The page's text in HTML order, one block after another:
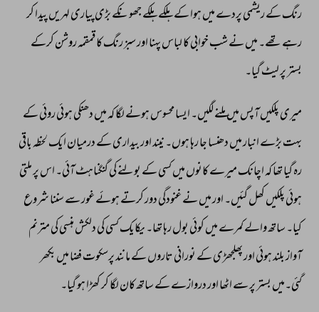
رنگ کے ریشمی پردے میں ہوا کے ہلکے ہلکے جھونکے بڑی پیاری لہریں پیدا کر
رہے تھے۔ میں نے شب خوابی کا لباس پہنا اور سبز رنگ کا قمقمہ روشن کرکے
بستر پر لیٹ گیا۔
میری پلکیں آپس میں ملنے لگیں۔ ایسا محسوس ہونے لگا کہ میں دھنکی ہوئی روئی کے
بہت بڑے انبار میں دھنسا جا رہا ہوں۔ نیند اور بیداری کے درمیان ایک لحظہ باقی
رہ گیا تھا کہ اچانک میرے کانوں میں کسی کے بولنے کی گنگناہٹ آئی۔ اس پر ملتی
ہوئی پلکیں کھل گئیں۔ اور میں نے غنودگی دور کرتے ہوئے غور سے سننا شروع
کیا۔ ساتھ والے کمرے میں کوئی بول رہا تھا۔ یکایک کسی کی دلکش ہنسی کی مترنم
آواز بلند ہوئی اور پھلجھڑی کے نورانی تاروں کے مانند پرسکوت فضا میں بکھر
گئی۔میں بستر پر سے اٹھا اور دروازے کے ساتھ کان لگا کر کھڑا ہو گیا۔